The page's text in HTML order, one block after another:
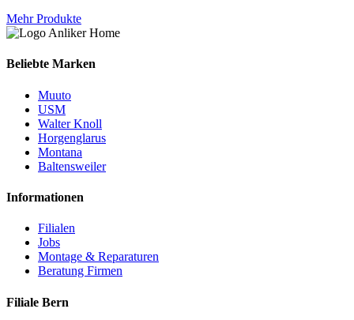
Mehr Produkte
Beliebte Marken
Muuto
USM
Walter Knoll
Horgenglarus
Montana
Baltensweiler
Informationen
Filialen
Jobs
Montage & Reparaturen
Beratung Firmen
Filiale Bern